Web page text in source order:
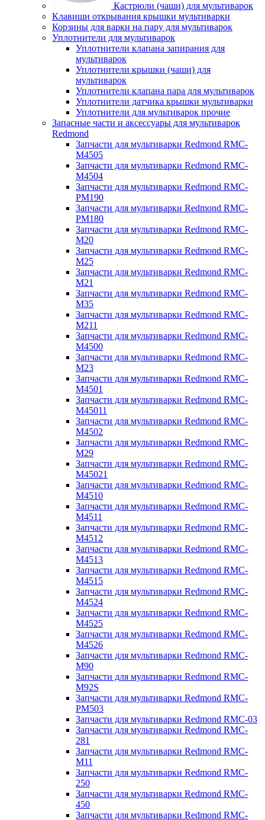
Кастрюли (чаши) для мультиварок
Клавиши открывания крышки мультиварки
Корзины для варки на пару для мультиварок
Уплотнители для мультиварок
Уплотнители клапана запирания для
мультиварок
Уплотнители крышки (чаши) для
мультиварок
Уплотнители клапана пара для мультиварок
Уплотнители датчика крышки мультиварки
Уплотнители для мультиварок прочие
Запасные части и аксессуары для мультиварок
Redmond
Запчасти для мультиварки Redmond RMC-
M4505
Запчасти для мультиварки Redmond RMC-
M4504
Запчасти для мультиварки Redmond RMC-
PM190
Запчасти для мультиварки Redmond RMC-
PM180
Запчасти для мультиварки Redmond RMC-
M20
Запчасти для мультиварки Redmond RMC-
M25
Запчасти для мультиварки Redmond RMC-
M21
Запчасти для мультиварки Redmond RMC-
M35
Запчасти для мультиварки Redmond RMC-
M211
Запчасти для мультиварки Redmond RMC-
M4500
Запчасти для мультиварки Redmond RMC-
M23
Запчасти для мультиварки Redmond RMC-
M4501
Запчасти для мультиварки Redmond RMC-
M45011
Запчасти для мультиварки Redmond RMC-
M4502
Запчасти для мультиварки Redmond RMC-
M29
Запчасти для мультиварки Redmond RMC-
M45021
Запчасти для мультиварки Redmond RMC-
M4510
Запчасти для мультиварки Redmond RMC-
M4511
Запчасти для мультиварки Redmond RMC-
M4512
Запчасти для мультиварки Redmond RMC-
M4513
Запчасти для мультиварки Redmond RMC-
M4515
Запчасти для мультиварки Redmond RMC-
M4524
Запчасти для мультиварки Redmond RMC-
M4525
Запчасти для мультиварки Redmond RMC-
M4526
Запчасти для мультиварки Redmond RMC-
M90
Запчасти для мультиварки Redmond RMC-
M92S
Запчасти для мультиварки Redmond RMC-
PM503
Запчасти для мультиварки Redmond RMC-03
Запчасти для мультиварки Redmond RMC-
281
Запчасти для мультиварки Redmond RMC-
M11
Запчасти для мультиварки Redmond RMC-
250
Запчасти для мультиварки Redmond RMC-
450
Запчасти для мультиварки Redmond RMC-